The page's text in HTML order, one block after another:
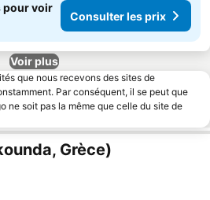
pour voir
Consulter les prix
Voir plus
que nous recevons des sites de
Par conséquent, il se peut que
ne soit pas la même que celle du site de
Grèce)